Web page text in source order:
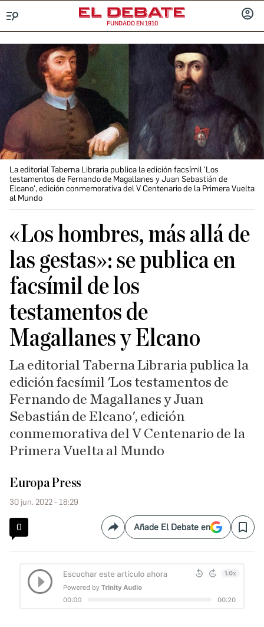
FUNDADO EN 1910
La editorial Taberna Libraria publica la edición facsímil 'Los
testamentos de Fernando de Magallanes y Juan Sebastián de
Elcano', edición conmemorativa del V Centenario de la Primera Vuelta
al Mundo
«Los hombres, más allá de
las gestas»: se publica en
facsímil de los
testamentos de
Magallanes y Elcano
La editorial Taberna Libraria publica la
edición facsímil 'Los testamentos de
Fernando de Magallanes y Juan
Sebastián de Elcano', edición
conmemorativa del V Centenario de la
Primera Vuelta al Mundo
Europa Press
30 jun. 2022 - 18:29
0 CompartirAñade El Debate en Save